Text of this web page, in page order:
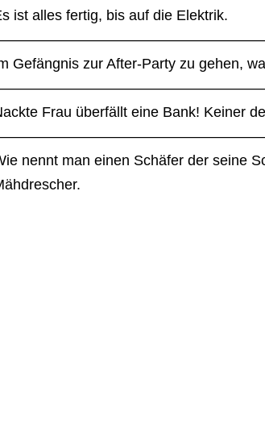
ist alles fertig, bis auf die Elektrik.
Gefängnis zur After-Party zu gehen,
Frau überfällt eine Bank! Keiner
nennt man einen Schäfer der seine